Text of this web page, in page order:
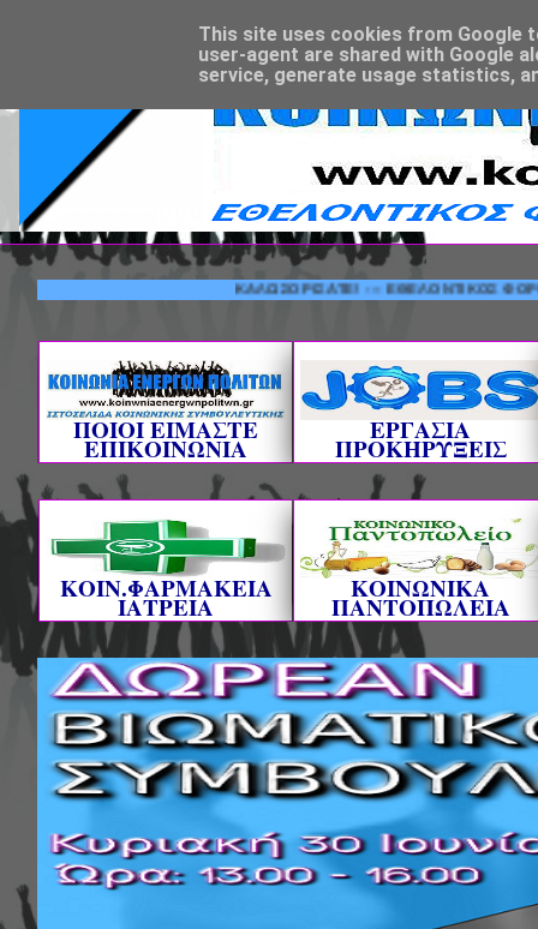
ΚΑΛΩΣΟΡΙΣΑΤΕ! --- ΕΘΕΛΟΝΤΙΚΟΣ ΦΟΡΕΑΣ
ΠΟΙΟΙ ΕΙΜΑΣΤΕ
ΕΠΙΚΟΙΝΩΝΙΑ
ΕΡΓΑΣΙΑ
ΠΡΟΚΗΡΥΞΕΙΣ
ΚΟΙΝ.ΦΑΡΜΑΚΕΙΑ
ΙΑΤΡΕΙΑ
ΚΟΙΝΩΝΙΚΑ
ΠΑΝΤΟΠΩΛΕΙΑ
This site uses cookies from Google
user-agent are shared with Google
service, generate usage statistics,